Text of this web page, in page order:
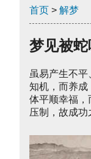
首页 > 解梦
梦见被
虽易产生不
知机，而养成
体平顺幸福，
压制，故成功